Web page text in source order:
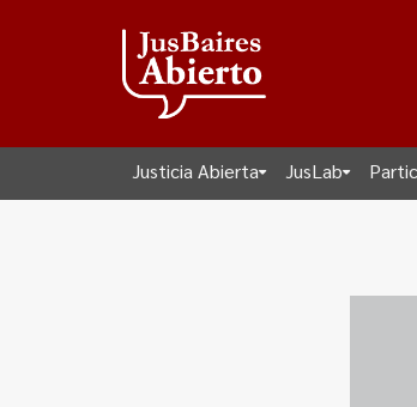
Justicia Abierta JusLab